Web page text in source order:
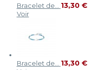
Bracelet de... 13,30 €
Voir
Bracelet de... 13,30 €